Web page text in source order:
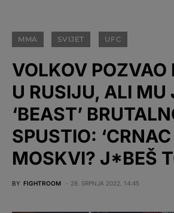
MMA SVIJET UFC
VOLKOV POZVAO
U RUSIJU, ALI MU
‘BEAST’
SPUSTIO: ‘CRNAC
MOSKVI? J*BEŠ
BY FIGHTROOM 28. SRPNJA 2022. 14:45